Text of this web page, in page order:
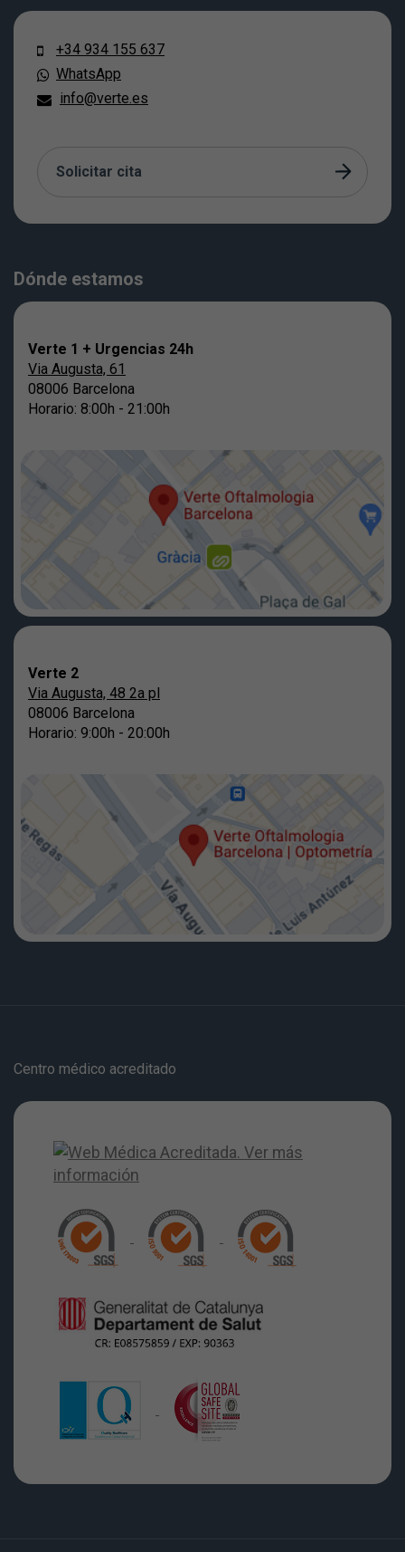
+34 934 155 637
WhatsApp
info@verte.es
Solicitar cita
Dónde estamos
Verte 1 + Urgencias 24h
Via Augusta, 61
08006 Barcelona
Horario: 8:00h - 21:00h
Verte 2
Via Augusta, 48 2a pl
08006 Barcelona
Horario: 9:00h - 20:00h
Centro médico acreditado